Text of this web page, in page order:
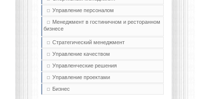
Управление персоналом
Менеджмент в гостиничном и ресторанном
бизнесе
Стратегический менеджмент
Управление качеством
Управленческие решения
Управление проектами
Бизнес